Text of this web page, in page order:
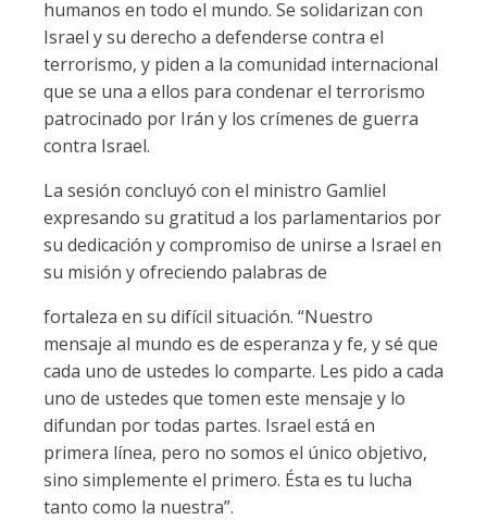
humanos en todo el mundo. Se solidarizan con
Israel y su derecho a defenderse contra el
terrorismo, y piden a la comunidad internacional
que se una a ellos para condenar el terrorismo
patrocinado por Irán y los crímenes de guerra
contra Israel.
La sesión concluyó con el ministro Gamliel
expresando su gratitud a los parlamentarios por
su dedicación y compromiso de unirse a Israel en
su misión y ofreciendo palabras de
fortaleza en su difícil situación. “Nuestro
mensaje al mundo es de esperanza y fe, y sé que
cada uno de ustedes lo comparte. Les pido a cada
uno de ustedes que tomen este mensaje y lo
difundan por todas partes. Israel está en
primera línea, pero no somos el único objetivo,
sino simplemente el primero. Ésta es tu lucha
tanto como la nuestra”.